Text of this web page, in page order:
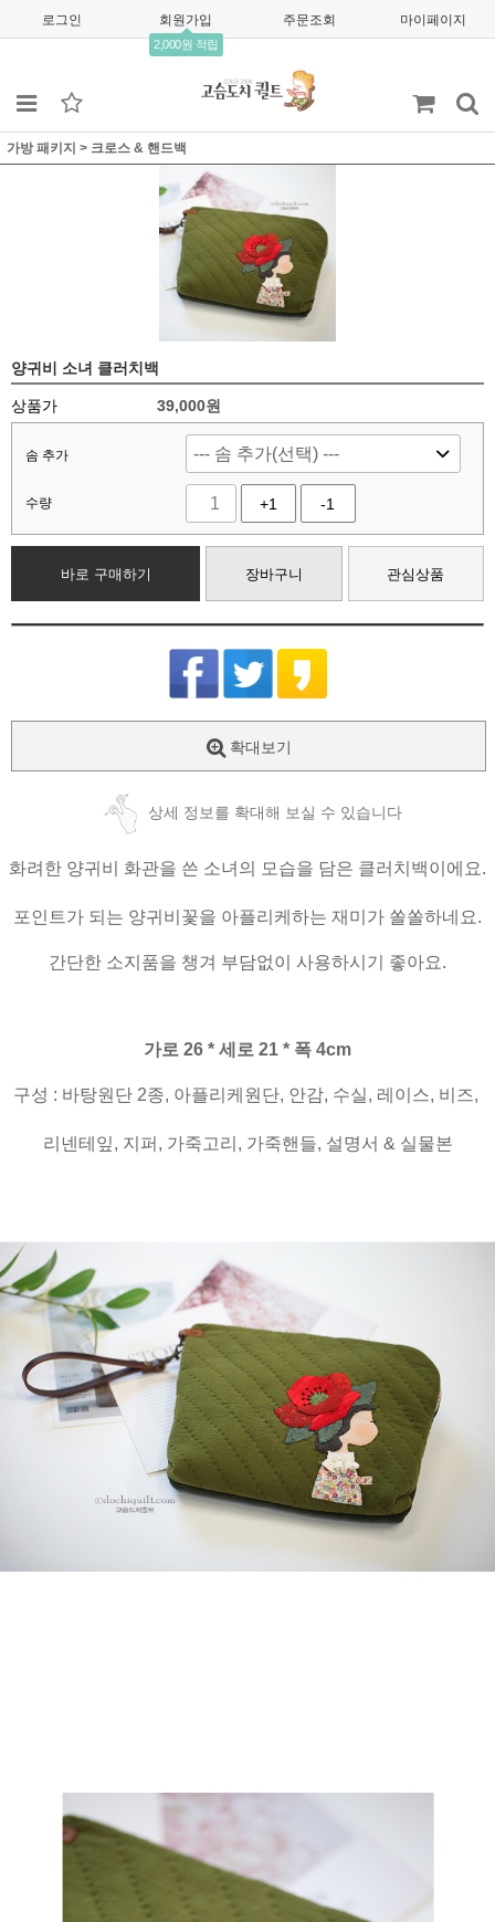
로그인 회원가입
2,000원 적립
주문조회 마이페이지
가방 패키지 > 크로스 & 핸드백
양귀비 소녀 클러치백
상품가 39,000원
솜 추가
수량 +1 -1
바로 구매하기 장바구니 관심상품
확대보기
상세 정보를 확대해 보실 수 있습니다
화려한 양귀비 화관을 쓴 소녀의 모습을 담은 클러치백이에요.
포인트가 되는 양귀비꽃을 아플리케하는 재미가 쏠쏠하네요.
간단한 소지품을 챙겨 부담없이 사용하시기 좋아요.
가로 26 * 세로 21 * 폭 4cm
구성 : 바탕원단 2종, 아플리케원단, 안감, 수실, 레이스, 비즈,
리넨테잎, 지퍼, 가죽고리, 가죽핸들, 설명서 & 실물본